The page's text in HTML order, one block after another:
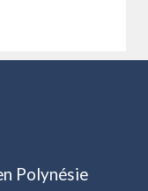
Polynésie